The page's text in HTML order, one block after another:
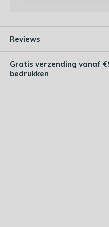
Reviews
Gratis verzending vanaf
bedrukken